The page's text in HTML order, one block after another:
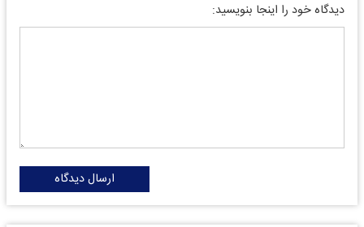
دیدگاه خود را اینجا بنویسید:
ارسال دیدگاه